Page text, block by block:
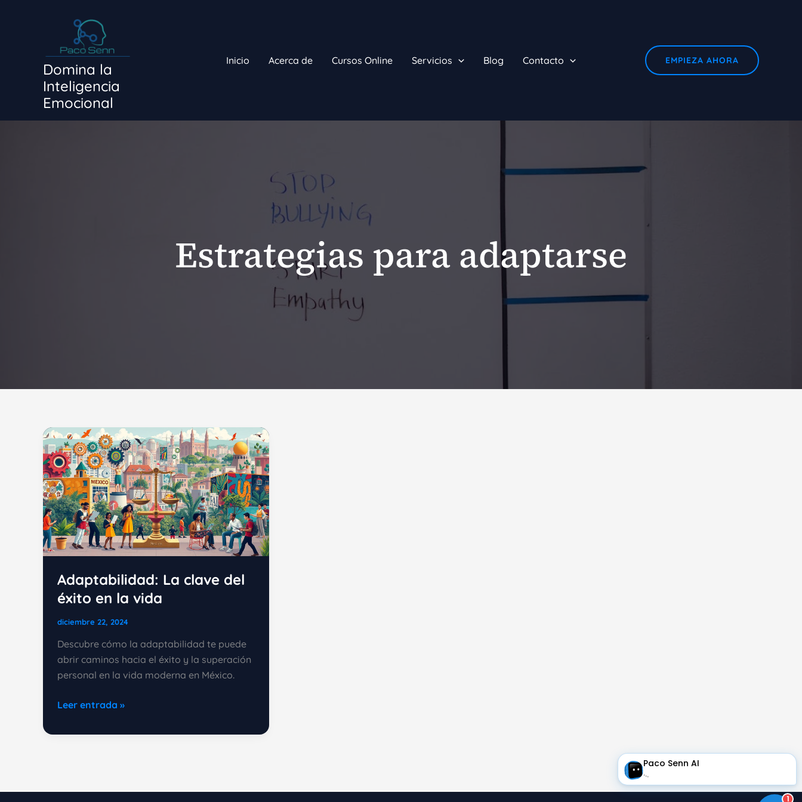
Domina la
Inteligencia
Emocional
Inicio Acerca de Cursos Online Servicios Blog Contacto EMPIEZA AHORA
Estrategias para adaptarse
Adaptabilidad: La clave del
éxito en la vida
diciembre 22, 2024
Descubre cómo la adaptabilidad te puede
abrir caminos hacia el éxito y la superación
personal en la vida moderna en México.
Adaptabilidad:
clave
Leer entrada »